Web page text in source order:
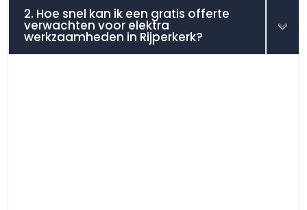
2. Hoe snel kan ik een gratis offerte
verwachten voor elektra
werkzaamheden in Rijperkerk?